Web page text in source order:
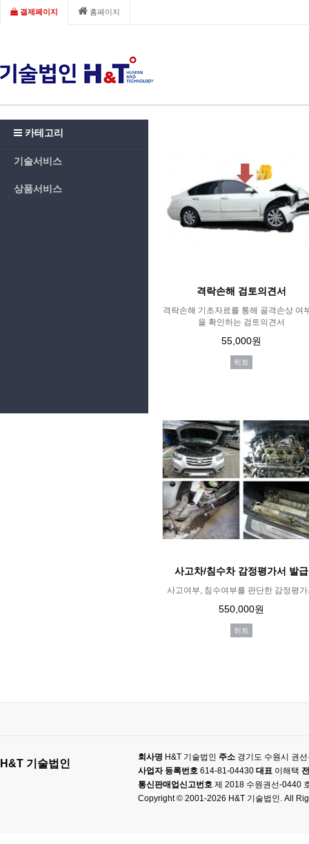
결제페이지 홈페이지
카테고리
기술서비스
상품서비스
격락손해 검토의견서
격락손해 기초자료를 통해 골격손상 여
을 확인하는 검토의견서
55,000원
히트
사고차/침수차 감정평가서 발급
사고여부, 침수여부를 판단한 감정평
550,000원
히트
H&T 기술법인
회사명 H&T 기술법인 주소 경기도 수원시 권
사업자 등록번호 614-81-04430 대표 이해택
통신판매업신고번호 제 2018 수원권선-0440
Copyright © 2001-2026 H&T 기술법인. All